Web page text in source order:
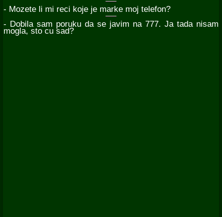
- Mozete li mi reci koje je marke moj telefon?
- Dobila sam poruku da se javim na 777. Ja tada nisam
mogla, sto cu sad?